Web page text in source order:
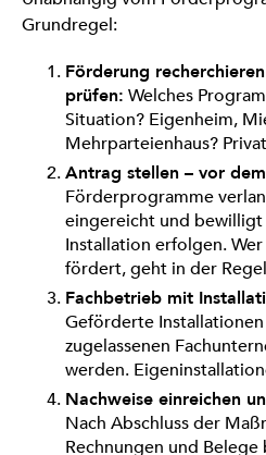
Grundregel:
Förderung
prüfen: Welches
Situation? Eigenheim,
Mehrparteienhaus?
Antrag stellen – vor
Förderprogramme
eingereicht und
Installation erfolgen.
fördert, geht in der
Fachbetrieb mit
Geförderte
zugelassenen
werden.
Nachweise einreichen
Nach Abschluss der
Rechnungen und